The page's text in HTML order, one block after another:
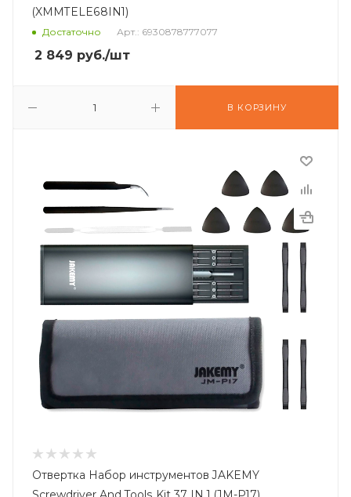
(XMMTELE68IN1)
Достаточно Арт.: 6930878777077
2 849 руб./шт
В КОРЗИНУ
Отвертка Набор инструментов JAKEMY